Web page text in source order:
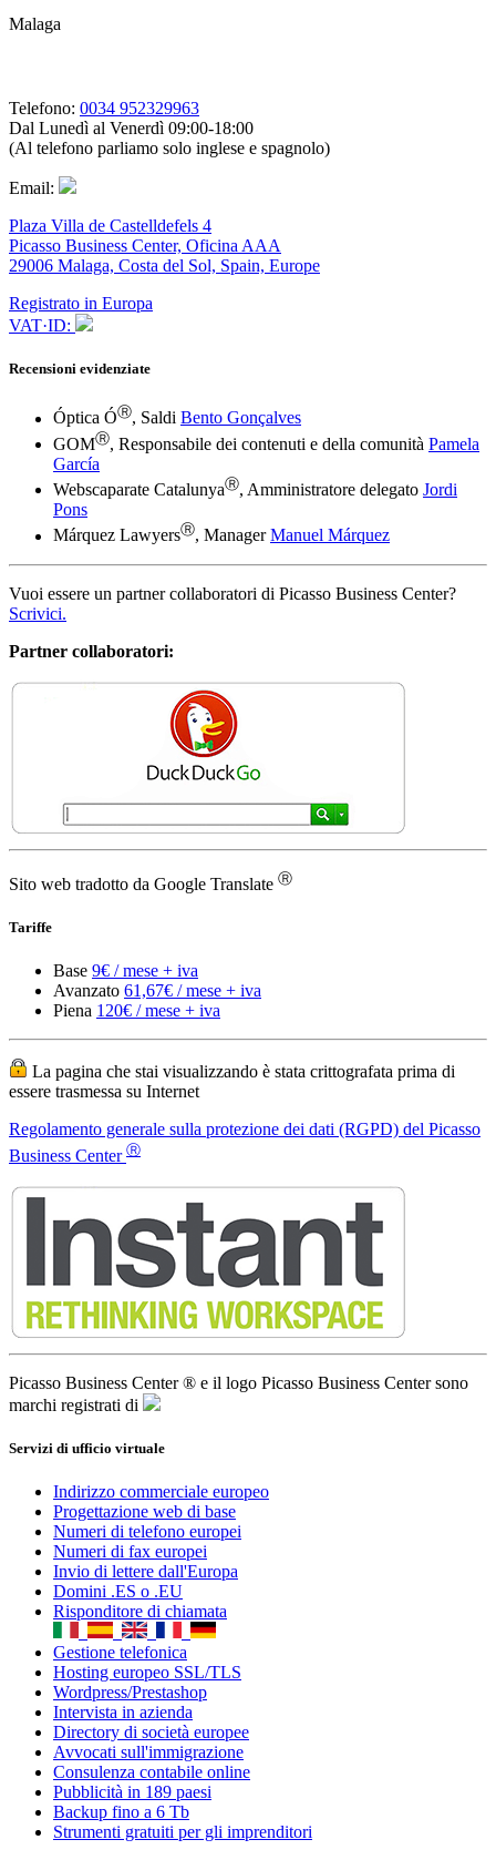
Malaga
Telefono: 0034 952329963
Dal Lunedì al Venerdì 09:00-18:00
(Al telefono parliamo solo inglese e spagnolo)
Email:
Plaza Villa de Castelldefels 4
Picasso Business Center, Oficina AAA
29006 Malaga, Costa del Sol, Spain, Europe
Registrato in Europa
VAT·ID:
Recensioni evidenziate
Óptica ÓⓇ, Saldi Bento Gonçalves
GOMⓇ, Responsabile dei contenuti e della comunità Pamela
García
Webscaparate CatalunyaⓇ, Amministratore delegato Jordi
Pons
Márquez LawyersⓇ, ManagerManuel Márquez
Vuoi essere un partner collaboratori di Picasso Business Center?
Scrivici.
Partner collaboratori:
Sito web tradotto da Google Translate
Base9€ / mese + iva
Avanzato61,67€ / mese + iva
La pagina che stai visualizzando è stata crittografata prima di
Regolamento generale sulla protezione dei dati (RGPD) del Picasso
Business CenterⓇ
Picasso Business Center ® e il logo Picasso Business Center sono
marchi registrati di
Servizi di ufficio virtuale
Progettazione web di base
Numeri di telefono europei
Numeri di fax europei
Invio di lettere dall'Europa
Domini .ES o .EU
Risponditore di chiamata
Hosting europeo SSL/TLS
Wordpress/Prestashop
Directory di società europee
Consulenza contabile online
Pubblicità in 189 paesi
Backup fino a 6 Tb
Strumenti gratuiti per gli imprenditori
© 2021 - Picasso Business Center